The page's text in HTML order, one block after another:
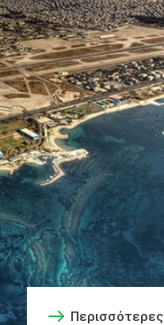
Περισσότερες